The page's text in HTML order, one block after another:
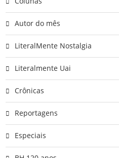
Autor do mês
LiteralMente Nostalgia
Literalmente Uai
Crônicas
Reportagens
Especiais